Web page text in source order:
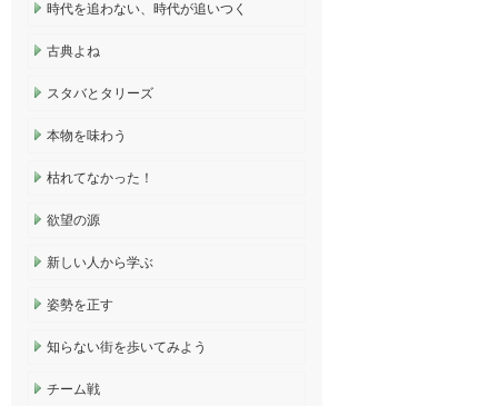
時代を追わない、時代が追いつく
古典よね
スタバとタリーズ
本物を味わう
枯れてなかった！
欲望の源
新しい人から学ぶ
姿勢を正す
知らない街を歩いてみよう
チーム戦